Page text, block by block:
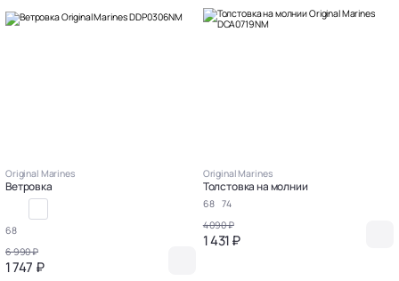
Original Marines
Ветровка
68
6 990 ₽
1 747 ₽
Original Marines
Толстовка на молнии
68
74
4 090 ₽
1 431 ₽